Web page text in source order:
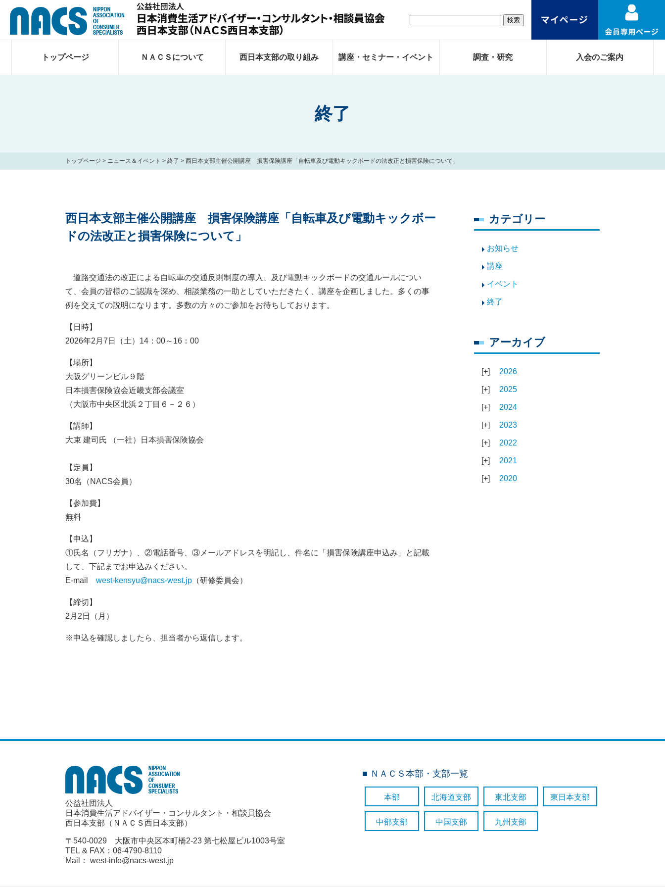
トップページ ＮＡＣＳについて 西日本支部の取り組み 講座・セミナー・イベント 調査・研究 入会のご案内
終了
トップページ > ニュース＆イベント > 終了 > 西日本支部主催公開講座 損害保険講座「自転車及び電動キックボードの法改正と損害保険について」
西日本支部主催公開講座 損害保険講座「自転車及び電動キックボー
ドの法改正と損害保険について」
道路交通法の改正による自転車の交通反則制度の導入、及び電動キックボードの交通ルールについ
て、会員の皆様のご認識を深め、相談業務の一助としていただきたく、講座を企画しました。多くの事
例を交えての説明になります。多数の方々のご参加をお待ちしております。
【日時】
2026年2月7日（土）14：00～16：00
【場所】
大阪グリーンビル９階
日本損害保険協会近畿支部会議室
（大阪市中央区北浜２丁目６－２６）
【講師】
大束 建司氏 （一社）日本損害保険協会
【定員】
30名（NACS会員）
【参加費】
無料
【申込】
①氏名（フリガナ）、②電話番号、③メールアドレスを明記し、件名に「損害保険講座申込み」と記載
して、下記までお申込みください。
E-mail west-kensyu@nacs-west.jp （研修委員会）
【締切】
2月2日（月）
※申込を確認しましたら、担当者から返信します。
カテゴリー
お知らせ
講座
イベント
終了
アーカイブ
2026
2025
2024
2023
2022
2021
2020
公益社団法人
日本消費生活アドバイザー・コンサルタント・相談員協会
西日本支部（ＮＡＣＳ西日本支部）
〒540-0029 大阪市中央区本町橋2-23 第七松屋ビル1003号室
TEL & FAX：06-4790-8110
Mail： west-info@nacs-west.jp
■ ＮＡＣＳ本部・支部一覧
本部 北海道支部 東北支部 東日本支部
中部支部 中国支部 九州支部